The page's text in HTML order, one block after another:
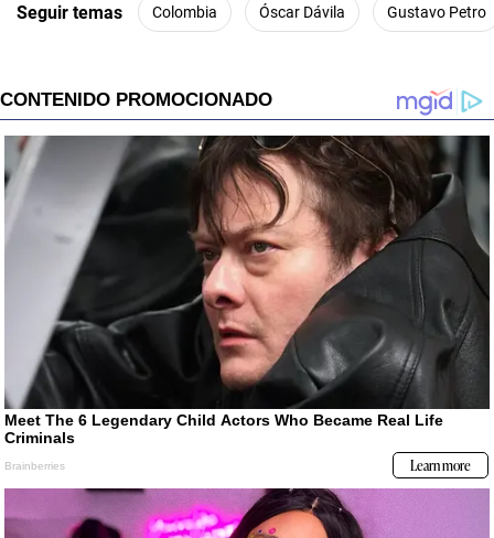
Seguir temas Colombia Óscar Dávila Gustavo Petro